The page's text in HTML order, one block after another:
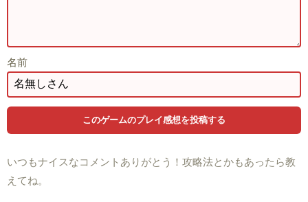
名前
いつもナイスなコメントありがとう！攻略法とかもあったら教
えてね。